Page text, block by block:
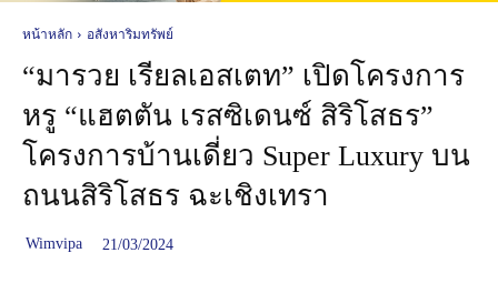
หน้าหลัก อสังหาริมทรัพย์
“มารวย เรียลเอสเตท” เปิดโครงการ
หรู “แฮตตัน เรสซิเดนซ์ สิริโสธร”
โครงการบ้านเดี่ยว Super Luxury บน
ถนนสิริโสธร ฉะเชิงเทรา
Wimvipa 21/03/2024